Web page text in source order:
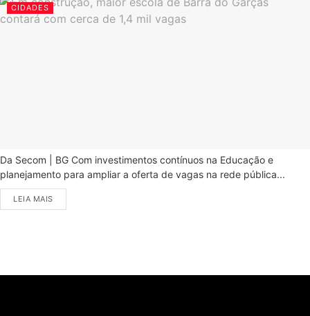
CIDADES
Da Secom | BG Com investimentos contínuos na Educação e
planejamento para ampliar a oferta de vagas na rede pública...
LEIA MAIS